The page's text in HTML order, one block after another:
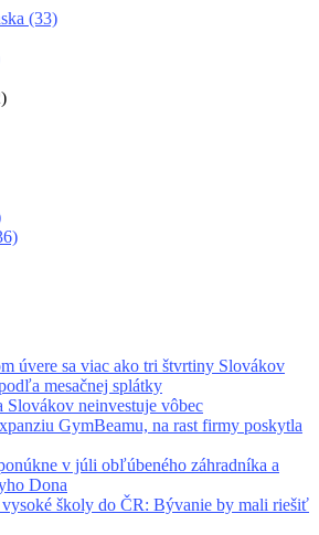
(33)
úvere sa viac ako tri štvrtiny Slovákov
mesačnej splátky
Slovákov neinvestuje vôbec
GymBeamu, na rast firmy poskytla
v júli obľúbeného záhradníka a
Dona
vysoké školy do ČR: Bývanie by mali riešiť